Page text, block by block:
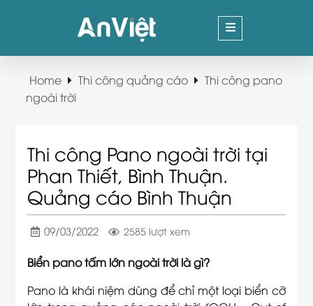
Home Thi công quảng cáo
Thi công pano
ngoài trời
Thi công Pano ngoài trời tại
Phan Thiết, Bình Thuận.
Quảng cáo Bình Thuận
09/03/2022 2585 lượt xem
Biển pano tấm lớn ngoài trời là gì?
Pano là khái niệm dùng để chỉ một loại biển cỡ